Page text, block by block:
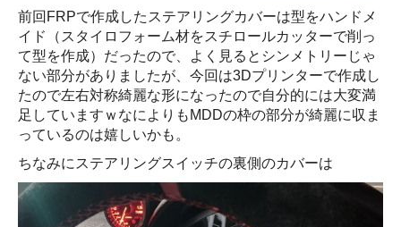
前回FRPで作成したステアリングカバーは型をハンドメ
イド（スタイロフォーム材をスチロールカッターで削っ
て型を作成）だったので、よく見るとシンメトリーじゃ
ない部分がありましたが、今回は3Dプリンターで作成し
たので左右対称綺麗な形になったので自分的には大変満
足していますｗなによりもMDDの枠の部分が綺麗に収ま
っているのは嬉しいかも。
ちなみにステアリングスイッチの裏側のカバーは